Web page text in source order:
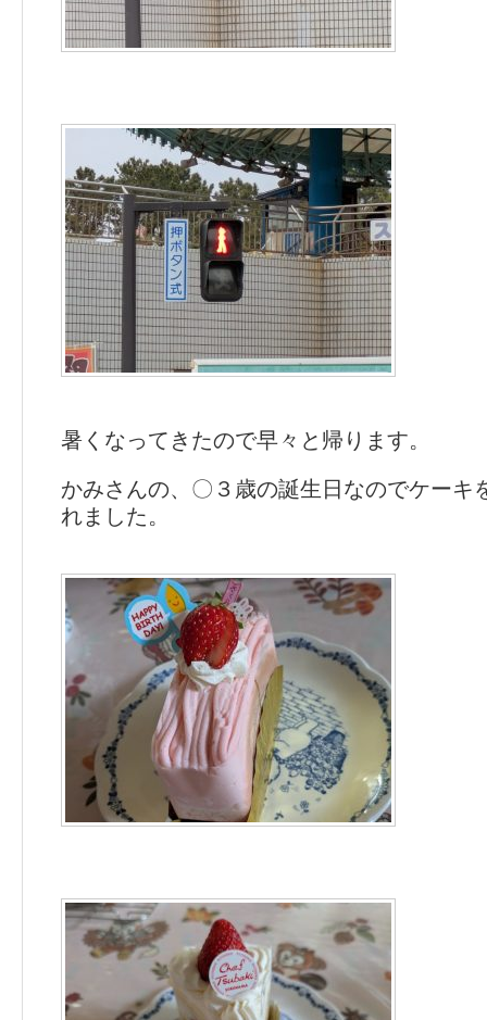
暑くなってきたので早々と帰ります。
かみさんの、〇３歳の誕生日なのでケーキ
れました。